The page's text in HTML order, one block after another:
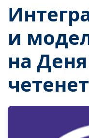
и
на